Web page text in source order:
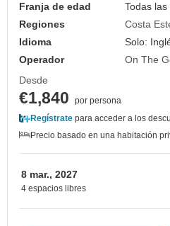
Franja de edad
Todas
Regiones
Costa
Idioma
Solo:
Operador
On The
Desde
€1,840
por persona
Regístrate para acceder a los
Precio basado en una habitación
8 mar., 2027
4 espacios libres